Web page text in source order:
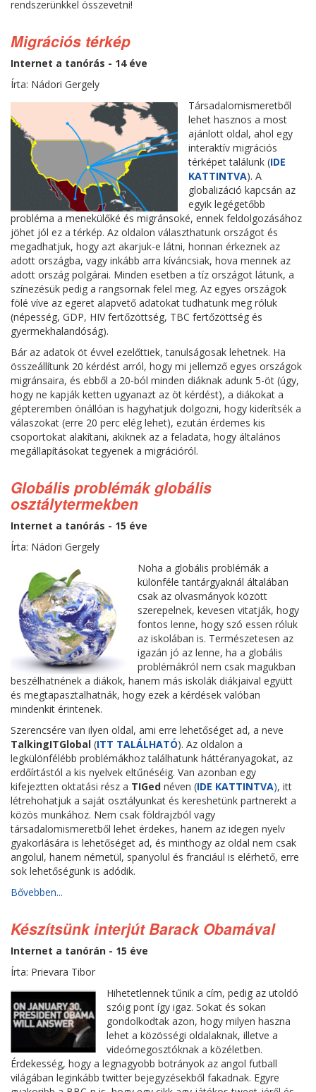
rendszerünkkel összevetni!
Migrációs térkép
Internet a tanórás - 14 éve
Írta: Nádori Gergely
Társadalomismeretből
lehet hasznos a most
ajánlott oldal, ahol egy
interaktív migrációs
térképet találunk (IDE
KATTINTVA). A
globalizáció kapcsán az
egyik legégetőbb
probléma a menekülőké és migránsoké, ennek feldolgozásához
jöhet jól ez a térkép. Az oldalon választhatunk országot és
megadhatjuk, hogy azt akarjuk-e látni, honnan érkeznek az
adott országba, vagy inkább arra kíváncsiak, hova mennek az
adott ország polgárai. Minden esetben a tíz országot látunk, a
színezésük pedig a rangsornak felel meg. Az egyes országok
fölé víve az egeret alapvető adatokat tudhatunk meg róluk
(népesség, GDP, HIV fertőzöttség, TBC fertőzöttség és
gyermekhalandóság).
Bár az adatok öt évvel ezelőttiek, tanulságosak lehetnek. Ha
összeállítunk 20 kérdést arról, hogy mi jellemző egyes országok
migránsaira, és ebből a 20-ból minden diáknak adunk 5-öt (úgy,
hogy ne kapják ketten ugyanazt az öt kérdést), a diákokat a
gépteremben önállóan is hagyhatjuk dolgozni, hogy kiderítsék a
válaszokat (erre 20 perc elég lehet), ezután érdemes kis
csoportokat alakítani, akiknek az a feladata, hogy általános
megállapításokat tegyenek a migrációról.
Globális problémák globális
osztálytermekben
Internet a tanórás - 15 éve
Írta: Nádori Gergely
Noha a globális problémák a
különféle tantárgyaknál általában
csak az olvasmányok között
szerepelnek, kevesen vitatják, hogy
fontos lenne, hogy szó essen róluk
az iskolában is. Természetesen az
igazán jó az lenne, ha a globális
problémákról nem csak magukban
beszélhatnének a diákok, hanem más iskolák diákjaival együtt
és megtapasztalhatnák, hogy ezek a kérdések valóban
mindenkit érintenek.
Szerencsére van ilyen oldal, ami erre lehetőséget ad, a neve
TalkingITGlobal (ITT TALÁLHATÓ). Az oldalon a
legkülönfélébb problémákhoz találhatunk háttéranyagokat, az
erdőírtástól a kis nyelvek eltűnéséig. Van azonban egy
kifejeztten oktatási rész a TIGed néven (IDE KATTINTVA), itt
létrehohatjuk a saját osztályunkat és kereshetünk partnerekt a
közös munkához. Nem csak földrajzból vagy
társadalomismeretből lehet érdekes, hanem az idegen nyelv
gyakorlására is lehetőséget ad, és minthogy az oldal nem csak
angolul, hanem németül, spanyolul és franciául is elérhető, erre
sok lehetőségünk is adódik.
Bővebben...
Készítsünk interjút Barack Obamával
Internet a tanórán - 15 éve
Írta: Prievara Tibor
Hihetetlennek tűnik a cím, pedig az utoldó
szóig pont így igaz. Sokat és sokan
gondolkodtak azon, hogy milyen haszna
lehet a közösségi oldalaknak, illetve a
videómegosztóknak a közéletben.
Érdekesség, hogy a legnagyobb botrányok az angol futball
világában leginkább twitter bejegyzésekből fakadnak. Egyre